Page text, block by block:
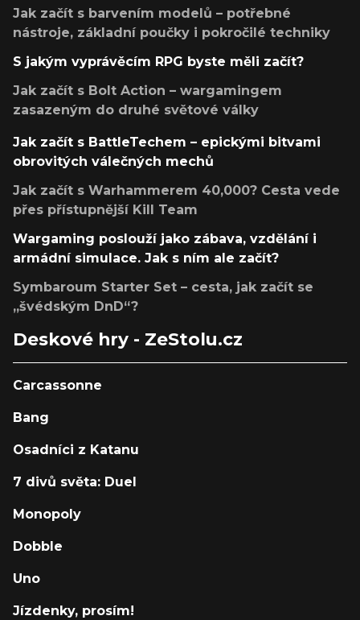
Jak začít s barvením modelů – potřebné
nástroje, základní poučky i pokročilé techniky
S jakým vyprávěcím RPG byste měli začít?
Jak začít s Bolt Action – wargamingem
zasazeným do druhé světové války
Jak začít s BattleTechem – epickými bitvami
obrovitých válečných mechů
Jak začít s Warhammerem 40,000? Cesta vede
přes přístupnější Kill Team
Wargaming poslouží jako zábava, vzdělání i
armádní simulace. Jak s ním ale začít?
Symbaroum Starter Set – cesta, jak začít se
„švédským DnD“?
Deskové hry - ZeStolu.cz
Carcassonne
Bang
Osadníci z Katanu
7 divů světa: Duel
Monopoly
Dobble
Uno
Jízdenky, prosím!